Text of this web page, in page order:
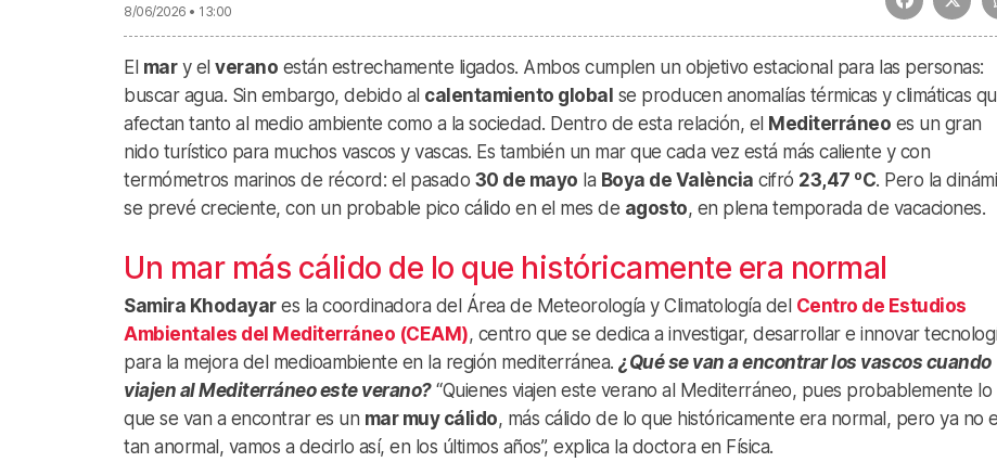
8/06/2026 • 13:00
El mary el verano están estrechamente ligados. Ambos cumplen un objetivo estacional para las personas:
buscar agua. Sin embargo, debido al calentamiento global se producen anomalías térmicas y climáticas
afectan tanto al medio ambiente como a la sociedad. Dentro de esta relación, el Mediterráneo es un gran
nido turístico para muchos vascos y vascas. Es también un mar que cada vez está más caliente y con
termómetros marinos de récord: el pasado 30 de mayo la Boya de València cifró 23,47 ºC. Pero la
se prevé creciente, con un probable pico cálido en el mes de agosto, en plena temporada de vacaciones.
Un mar más cálido de lo que históricamente era normal
Samira Khodayares la coordinadora del Área de Meteorología y Climatología del Centro de Estudios
Ambientales del Mediterráneo (CEAM), centro que se dedica a investigar, desarrollar e innovar
para la mejora del medioambiente en la región mediterránea. ¿Qué se van a encontrar los vascos cuando
viajen al Mediterráneo este verano? “Quienes viajen este verano al Mediterráneo, pues probablemente lo
que se van a encontrar es un mar muy cálido, más cálido de lo que históricamente era normal, pero ya no
tan anormal, vamos a decirlo así, en los últimos años”, explica la doctora en Física.